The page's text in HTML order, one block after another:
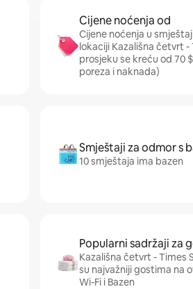
Cijene noćenja od
Cijene noćenja u
lokaciji Kazališna četvrt -
prosjeku se kreću od 70
poreza i naknada)
Smještaji za odmor s
10 smještaja ima bazen
Popularni sadržaji za
Kazališna četvrt - Times
su najvažniji gostima na
Wi-Fi i Bazen